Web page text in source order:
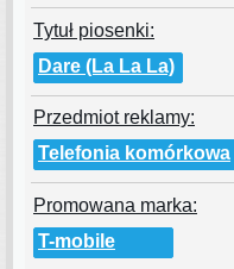
Tytuł piosenki:
Dare (La La La)
Przedmiot reklamy:
Telefonia komórkowa
Promowana marka:
T-mobile